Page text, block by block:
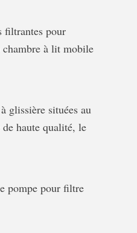
filtrantes pour
chambre à lit mobile
glissière situées au
haute qualité, le
pompe pour filtre